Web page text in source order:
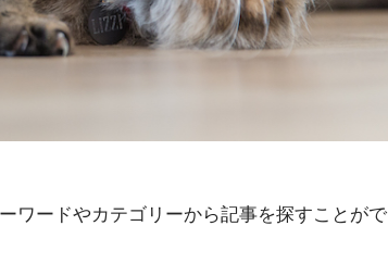
ワードやカテゴリーから記事を探すことがで